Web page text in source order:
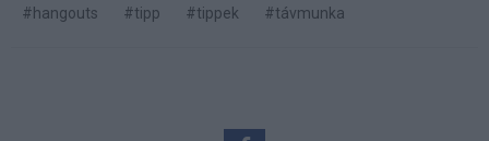
#hangouts
#tipp #tippek #távmunka